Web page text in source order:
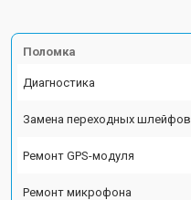
Поломка
Диагностика
Замена переходных шлейфов
Ремонт GPS-модуля
Ремонт микрофона